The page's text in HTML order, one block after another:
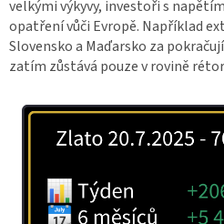
velkými výkyvy, investoři s
opatření vůči Evropě. Například
Slovensko a Maďarsko za
zatím zůstává pouze v rovině